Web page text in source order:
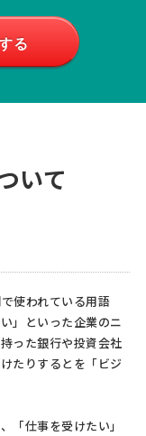
る
いて
使われている用語
」といった企業のニ
った銀行や投資会社
たりするとを「ビジ
「仕事を受けたい」